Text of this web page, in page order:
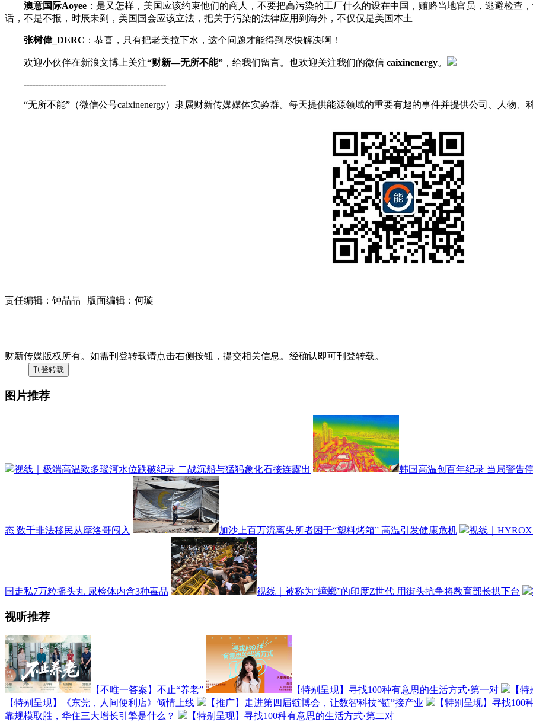
澳意国际Aoyee ：是又怎样，美国应该约束他们的商人，不要把高污染的工厂什么的设在中国，贿赂当地官员，逃避检查
话，不是不报，时辰未到，美国国会应该立法，把关于污染的法律应用到海外，不仅仅是美国本土
张树偉_DERC ：恭喜，只有把老美拉下水，这个问题才能得到尽快解决啊！
欢迎小伙伴在新浪文博上关注“财新—无所不能” ，给我们留言。也欢迎关注我们的微信 caixinenergy。
------------------------------------------------
“无所不能”（微信公号caixinenergy）隶属财新传媒媒体实验群。每天提供能源领域的重要有趣的事件并提供公司、人物、
责任编辑：钟晶晶 | 版面编辑：何璇
财新传媒版权所有。如需刊登转载请点击右侧按钮，提交相关信息。经确认即可刊登转载。
图片推荐
视线｜极端高温致多瑙河水位跌破纪录 二战沉船与猛犸象化石接连露出 韩国高温创百年纪录 当局警告
态 数千非法移民从摩洛哥闯入 加沙上百万流离失所者困于“塑料烤箱” 高温引发健康危机 视线｜
国走私7万粒摇头丸 尿检体内含3种毒品 视线｜被称为“蟑螂”的印度Z世代 用街头抗争将教育部长拱下台
视听推荐
【不唯一答案】不止“养老” 【特别呈现】寻找100种有意思的生活方式·第一对
【
【特别呈现】《东莞，人间便利店》倾情上线
【推广】走进第四届链博会，让数智科技“链”接产业 【特别呈现】寻找100
靠规模取胜，华住三大增长引擎是什么？
【特别呈现】寻找100种有意思的生活方式·第二对